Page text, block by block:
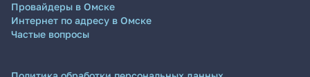
Провайдеры в Омске
Интернет по адресу в Омске
Частые вопросы